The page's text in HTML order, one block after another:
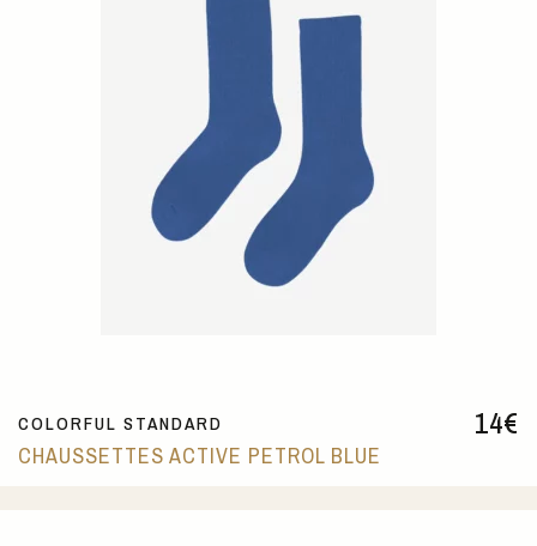
14€
COLORFUL STANDARD
CHAUSSETTES ACTIVE PETROL BLUE